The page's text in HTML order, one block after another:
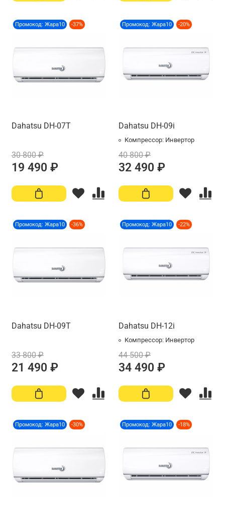
Промокод: Жара10 -37%
Dahatsu DH-07T
30 800 ₽
19 490 ₽
Промокод: Жара10 -20%
Dahatsu DH-09i
Компрессор: Инвертор
40 800 ₽
32 490 ₽
Промокод: Жара10 -36%
Dahatsu DH-09T
33 800 ₽
21 490 ₽
Промокод: Жара10 -22%
Dahatsu DH-12i
Компрессор: Инвертор
44 500 ₽
34 490 ₽
Промокод: Жара10 -30% Промокод: Жара10 -18%